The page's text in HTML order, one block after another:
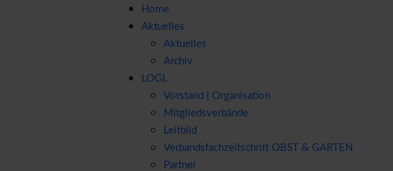
Home
Aktuelles
Aktuelles
Archiv
LOGL
Vorstand | Organisation
Mitgliedsverbände
Leitbild
Verbandsfachzeitschrift OBST & GARTEN
Partner